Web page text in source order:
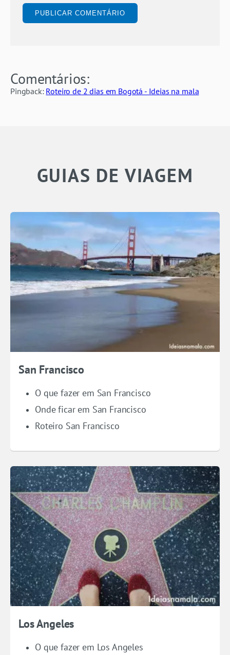
Comentários:
Pingback: Roteiro de 2 dias em Bogotá - Ideias na mala
GUIAS DE VIAGEM
San Francisco
O que fazer em San Francisco
Onde ficar em San Francisco
Roteiro San Francisco
Los Angeles
O que fazer em Los Angeles